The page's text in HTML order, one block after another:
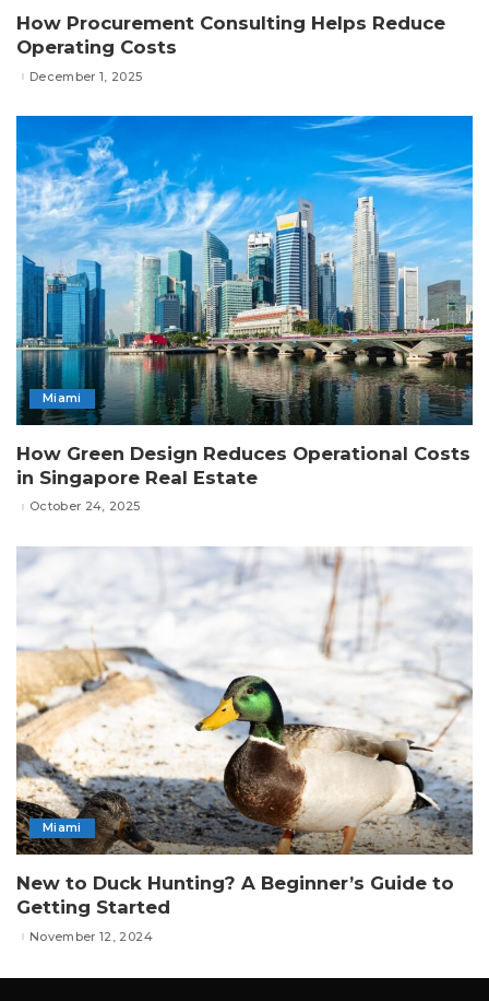
How Procurement Consulting Helps Reduce
Operating Costs
December 1, 2025
Miami
How Green Design Reduces Operational Costs
in Singapore Real Estate
October 24, 2025
Miami
New to Duck Hunting? A Beginner’s Guide to
Getting Started
November 12, 2024